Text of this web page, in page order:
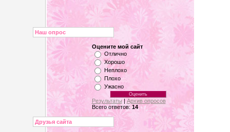
Наш опрос
Оцените мой сайт
Отлично
Хорошо
Неплохо
Плохо
Ужасно
Результаты
Архив опросов
Всего ответов: 14
Друзья сайта